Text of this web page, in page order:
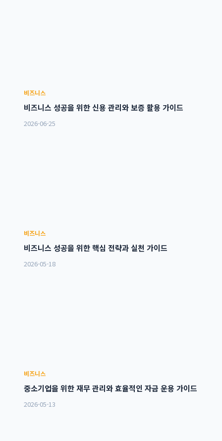
비즈니스
비즈니스 성공을 위한 신용 관리와 보증 활용 가이드
2026-06-25
비즈니스
비즈니스 성공을 위한 핵심 전략과 실천 가이드
2026-05-18
비즈니스
중소기업을 위한 재무 관리와 효율적인 자금 운용 가이드
2026-05-13